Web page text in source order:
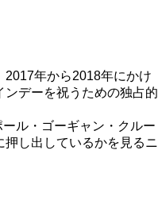
年から2018年にかけ
デーを祝うための独占的
ル・ゴーギャン・クルー
押し出しているかを見るニ